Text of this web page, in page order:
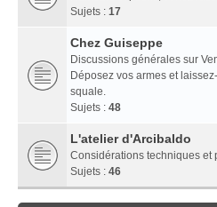
Sujets : 17
Chez Guiseppe
Discussions générales sur
Déposez vos armes et
squale.
Sujets : 48
L'atelier d'Arcibaldo
Considérations techniques et
Sujets : 46